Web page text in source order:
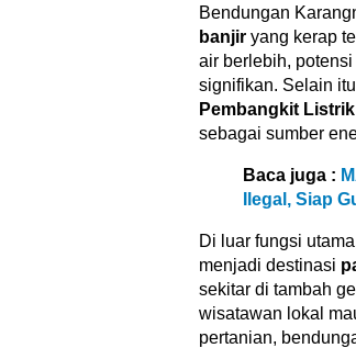
Bendungan
banjir yang kerap
air berlebih,
signifikan. Selain
Pembangkit
sebagai sumber
Baca juga :
Ilegal, Siap
Di luar fungsi
menjadi destinasi
sekitar di tambah
wisatawan lokal
pertanian,